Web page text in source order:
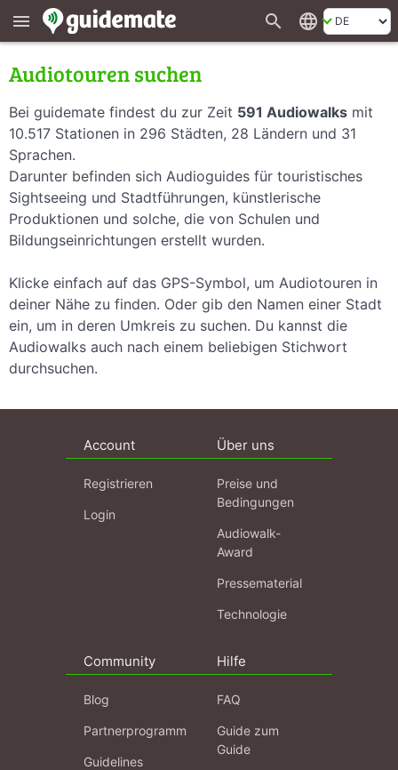
menu search language
Audiotouren suchen
Bei guidemate findest du zur Zeit 591 Audiowalks mit
10.517 Stationen in 296 Städten, 28 Ländern und 31
Sprachen.
Darunter befinden sich Audioguides für touristisches
Sightseeing und Stadtführungen, künstlerische
Produktionen und solche, die von Schulen und
Bildungseinrichtungen erstellt wurden.
Klicke einfach auf das GPS-Symbol, um Audiotouren in
deiner Nähe zu finden. Oder gib den Namen einer Stadt
ein, um in deren Umkreis zu suchen. Du kannst die
Audiowalks auch nach einem beliebigen Stichwort
durchsuchen.
Account
Registrieren
Login
Über uns
Preise und
Bedingungen
Audiowalk-
Award
Pressematerial
Technologie
Community
Blog
Partnerprogramm
Guidelines
Hilfe
FAQ
Guide zum
Guide